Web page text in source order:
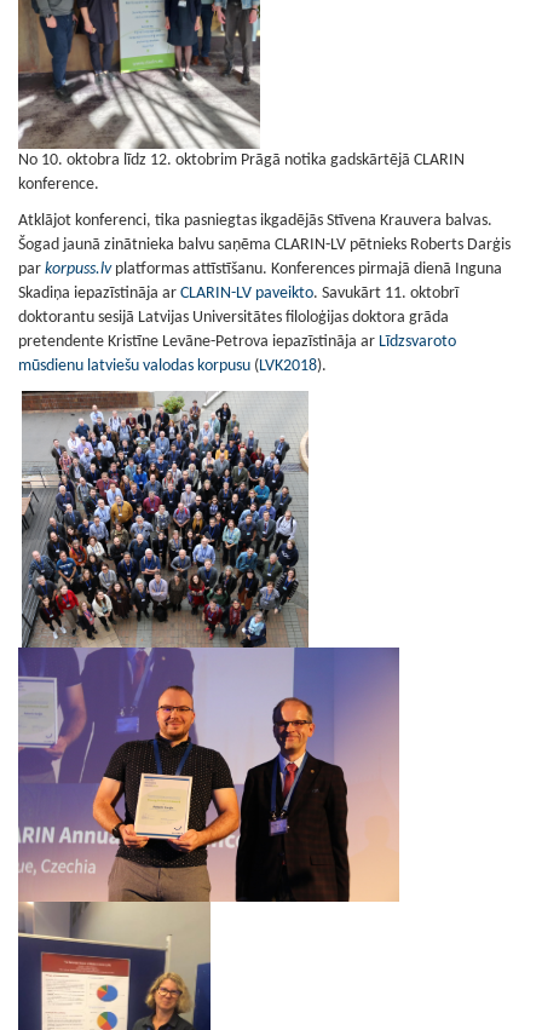
No 10. oktobra līdz 12. oktobrim Prāgā notika gadskārtējā CLARIN
konference.
Atklājot konferenci, tika pasniegtas ikgadējās Stīvena Krauvera balvas.
Šogad jaunā zinātnieka balvu saņēma CLARIN-LV pētnieks Roberts Darģis
par korpuss.lvplatformas attīstīšanu. Konferences pirmajā dienā Inguna
Skadiņa iepazīstināja ar CLARIN-LV paveikto. Savukārt 11. oktobrī
doktorantu sesijā Latvijas Universitātes filoloģijas doktora grāda
pretendente Kristīne Levāne-Petrova iepazīstināja ar Līdzsvaroto
mūsdienu latviešu valodas korpusu (LVK2018).